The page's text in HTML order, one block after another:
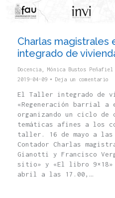
Charlas magistrales
integrado de
Docencia Mónica Bustos Peñafiel
2019-04-09
Deja un comentario
El Taller integrado de
«Regeneración barrial a
organizando un ciclo de
temáticas afines a los
taller. 16 de mayo a las
Contador Charlas
Gianotti y Francisco
sitio» y «El libro
abril a las 17.00,…